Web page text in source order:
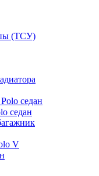
(ТСУ)
седан
седан
V